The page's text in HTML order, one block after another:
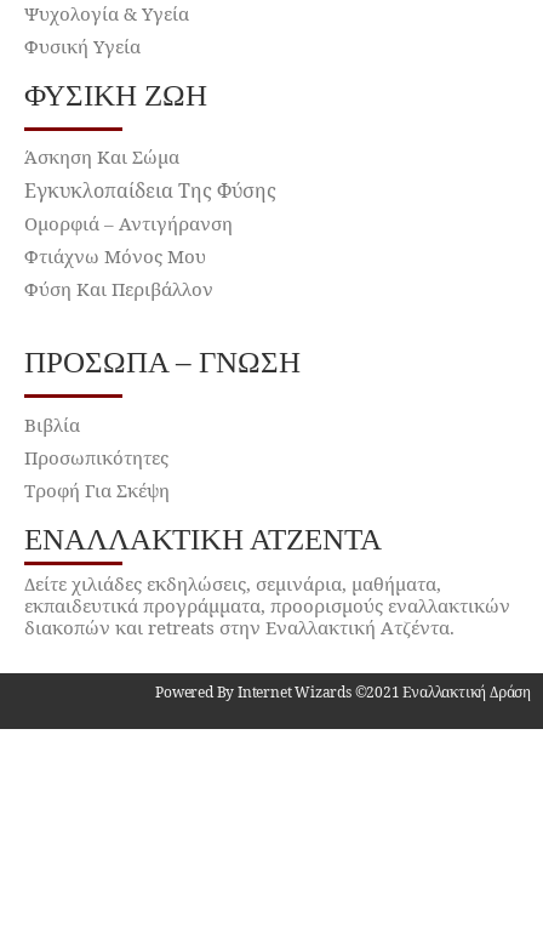
Ψυχολογία & Υγεία
Φυσική Υγεία
ΦΥΣΙΚΉ ΖΩΉ
Άσκηση Και Σώμα
Εγκυκλοπαίδεια Της Φύσης
Ομορφιά – Αντιγήρανση
Φτιάχνω Μόνος Μου
Φύση Και Περιβάλλον
ΠΡΌΣΩΠΑ – ΓΝΏΣΗ
Βιβλία
Προσωπικότητες
Τροφή Για Σκέψη
ΕΝΑΛΛΑΚΤΙΚΉ ΑΤΖΈΝΤΑ
Δείτε χιλιάδες εκδηλώσεις, σεμινάρια, μαθήματα,
εκπαιδευτικά προγράμματα, προορισμούς εναλλακτικών
διακοπών και retreats στην Εναλλακτική Ατζέντα.
Powered By Internet Wizards ©2021 Εναλλακτική Δράση